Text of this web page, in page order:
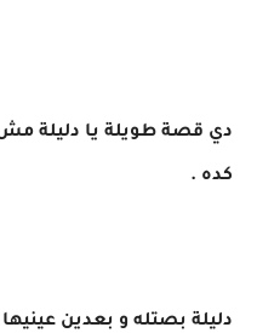
دي قصة طويلة يا دليلة
كده .
دليلة بصتله و بعدين